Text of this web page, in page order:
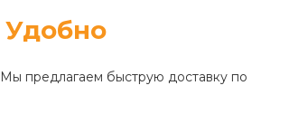
Удобно
предлагаем быструю доставку по